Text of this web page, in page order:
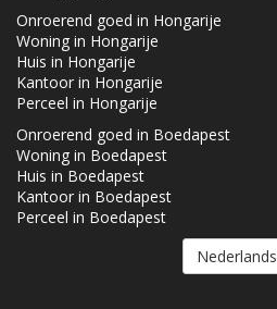
Onroerend goed in Hongarije
Woning in Hongarije
Huis in Hongarije
Kantoor in Hongarije
Perceel in Hongarije
Onroerend goed in Boedapest
Woning in Boedapest
Huis in Boedapest
Kantoor in Boedapest
Perceel in Boedapest
Nederlands